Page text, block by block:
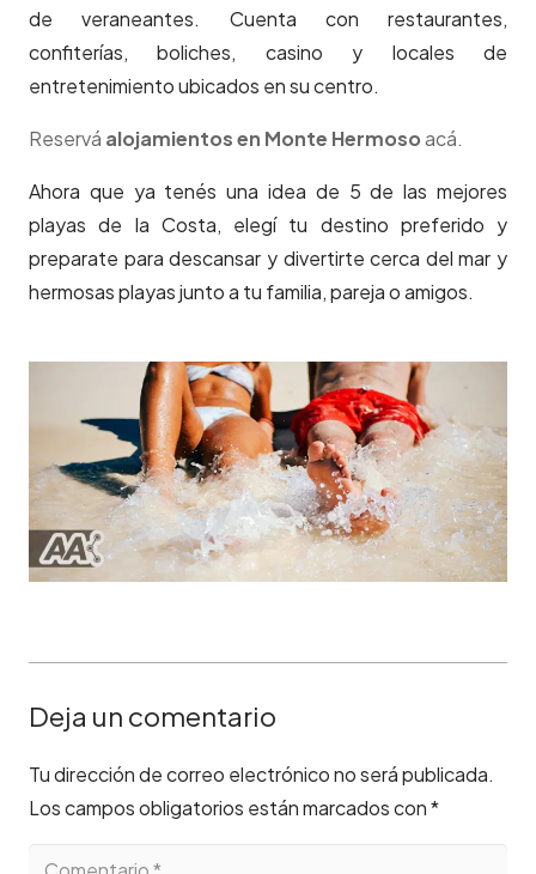
de veraneantes. Cuenta con restaurantes,
confiterías, boliches, casino y locales de
entretenimiento ubicados en su centro.
Reservá alojamientos en Monte Hermosoacá.
Ahora que ya tenés una idea de 5 de las mejores
playas de la Costa, elegí tu destino preferido y
preparate para descansar y divertirte cerca del mar y
hermosas playas junto a tu familia, pareja o amigos.
Deja un comentario
Tu dirección de correo electrónico no será publicada.
Los campos obligatorios están marcados con*